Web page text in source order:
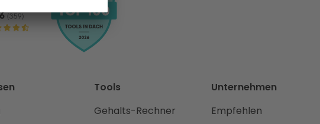
Tools
Gehalts-Rechner
Unternehmen
Empfehlen